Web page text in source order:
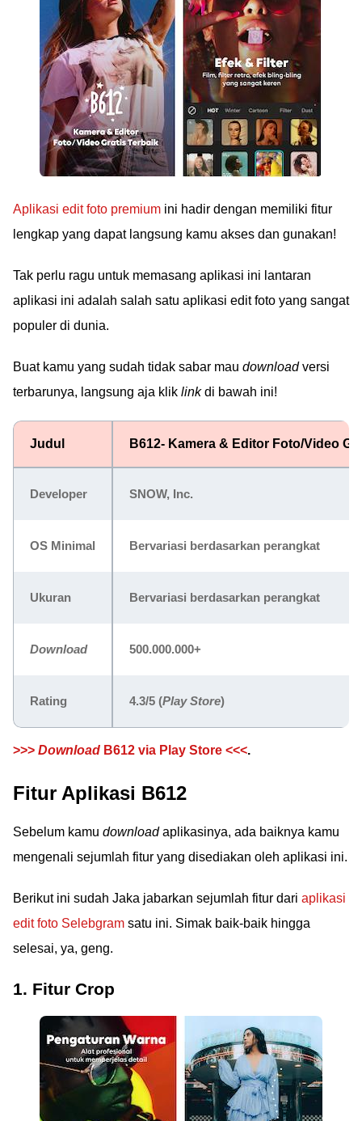
Aplikasi edit foto premium ini hadir dengan memiliki fitur
lengkap yang dapat langsung kamu akses dan gunakan!
Tak perlu ragu untuk memasang aplikasi ini lantaran
aplikasi ini adalah salah satu aplikasi edit foto yang sangat
populer di dunia.
Buat kamu yang sudah tidak sabar mau downloadversi
terbarunya, langsung aja klik linkdi bawah ini!
Judul B612- Kamera & Editor Foto/Video
Developer SNOW, Inc.
OS Minimal Bervariasi berdasarkan perangkat
Ukuran Bervariasi berdasarkan perangkat
Download 500.000.000+
Rating 4.3/5 (Play Store)
>>> Download B612 via Play Store <<<.
Fitur Aplikasi B612
Sebelum kamu downloadaplikasinya, ada baiknya kamu
mengenali sejumlah fitur yang disediakan oleh aplikasi ini.
Berikut ini sudah Jaka jabarkan sejumlah fitur dari aplikasi
edit foto Selebgram satu ini. Simak baik-baik hingga
selesai, ya, geng.
1. Fitur Crop